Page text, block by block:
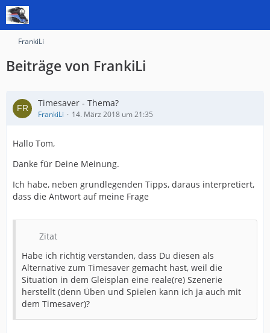
FrankiLi
Beiträge von FrankiLi
Timesaver - Thema?
FrankiLi 14. März 2018 um 21:35
Hallo Tom,
Danke für Deine Meinung.
Ich habe, neben grundlegenden Tipps, daraus interpretiert,
dass die Antwort auf meine Frage
Zitat
Habe ich richtig verstanden, dass Du diesen als
Alternative zum Timesaver gemacht hast, weil die
Situation in dem Gleisplan eine reale(re) Szenerie
herstellt (denn Üben und Spielen kann ich ja auch mit
dem Timesaver)?